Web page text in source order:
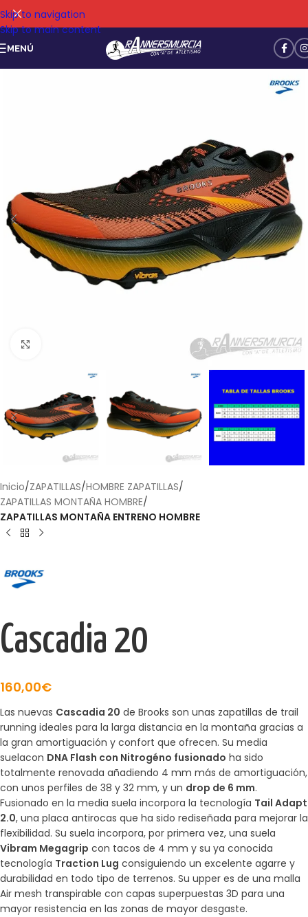
Skip to navigation
Skip to main content
MENÚ
Inicio ZAPATILLAS HOMBRE ZAPATILLAS
ZAPATILLAS MONTAÑA HOMBRE
ZAPATILLAS MONTAÑA ENTRENO HOMBRE
Cascadia 20
160,00€
Las nuevas Cascadia 20 de Brooks son unas zapatillas de trail
running ideales para la larga distancia en la montaña gracias a
la gran amortiguación y confort que ofrecen. Su media
suelacon DNA Flash con Nitrogéno fusionado ha sido
totalmente renovada añadiendo 4 mm más de amortiguación,
con unos perfiles de 38 y 32 mm, y un drop de 6 mm.
Fusionado en la media suela incorpora la tecnología Tail Adapt
2.0, una placa antirocas que ha sido rediseñada para mejorar la
flexibilidad. Su suela incorpora, por primera vez, una suela
Vibram Megagrip con tacos de 4 mm y su ya conocida
tecnología Traction Lug consiguiendo un excelente agarre y
durabilidad en todo tipo de terrenos. Su upper es de una malla
Air mesh transpirable con capas superpuestas 3D para una
mayor resistencia en las zonas de mayor desgaste.